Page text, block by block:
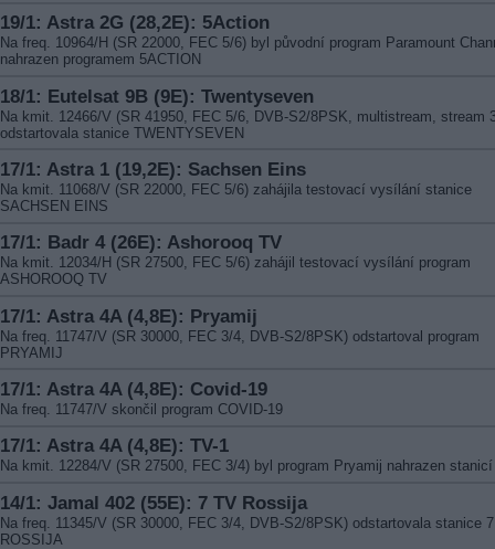
19/1: Astra 2G (28,2E): 5Action
Na freq. 10964/H (SR 22000, FEC 5/6) byl původní program Paramount
nahrazen programem 5ACTION
18/1: Eutelsat 9B (9E): Twentyseven
Na kmit. 12466/V (SR 41950, FEC 5/6, DVB-S2/8PSK, multistream, stream
odstartovala stanice TWENTYSEVEN
17/1: Astra 1 (19,2E): Sachsen Eins
Na kmit. 11068/V (SR 22000, FEC 5/6) zahájila testovací vysílání stanice
SACHSEN EINS
17/1: Badr 4 (26E): Ashorooq TV
Na kmit. 12034/H (SR 27500, FEC 5/6) zahájil testovací vysílání program
ASHOROOQ TV
17/1: Astra 4A (4,8E): Pryamij
Na freq. 11747/V (SR 30000, FEC 3/4, DVB-S2/8PSK) odstartoval program
PRYAMIJ
17/1: Astra 4A (4,8E): Covid-19
Na freq. 11747/V skončil program COVID-19
17/1: Astra 4A (4,8E): TV-1
Na kmit. 12284/V (SR 27500, FEC 3/4) byl program Pryamij nahrazen stanicí
14/1: Jamal 402 (55E): 7 TV Rossija
Na freq. 11345/V (SR 30000, FEC 3/4, DVB-S2/8PSK) odstartovala stanice
ROSSIJA